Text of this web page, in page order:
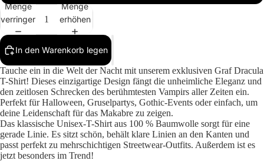
Menge
verringern
Menge
erhöhen
In den Warenkorb legen
Tauche ein in die Welt der Nacht mit unserem exklusiven Graf Dracula
T-Shirt! Dieses einzigartige Design fängt die unheimliche Eleganz und
den zeitlosen Schrecken des berühmtesten Vampirs aller Zeiten ein.
Perfekt für Halloween, Gruselpartys, Gothic-Events oder einfach, um
deine Leidenschaft für das Makabre zu zeigen.
Das klassische Unisex-T-Shirt aus 100 % Baumwolle sorgt für eine
gerade Linie. Es sitzt schön, behält klare Linien an den Kanten und
passt perfekt zu mehrschichtigen Streetwear-Outfits. Außerdem ist es
jetzt besonders im Trend!